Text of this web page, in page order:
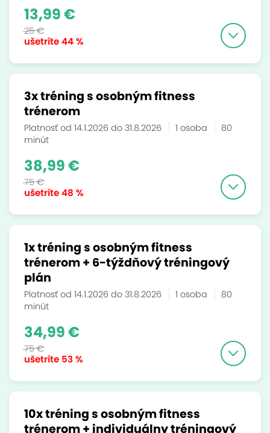
ušetríte44 %
13,99 €
25 €
3x tréning s osobným fitness
trénerom
Platnosť od 14.1.2026 do 31.8.2026 1 osoba
80
minút
ušetríte48 %
38,99 €
75 €
1x tréning s osobným fitness
trénerom + 6-týždňový ​tréningový
plán
Platnosť od 14.1.2026 do 31.8.2026 1 osoba
80
minút
ušetríte 53 %
34,99 €
75 €
10x tréning s osobným fitness
trénerom + individuálny tréningový